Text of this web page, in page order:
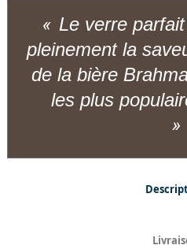
​Le verre
pleinement la
de la bière
les plus